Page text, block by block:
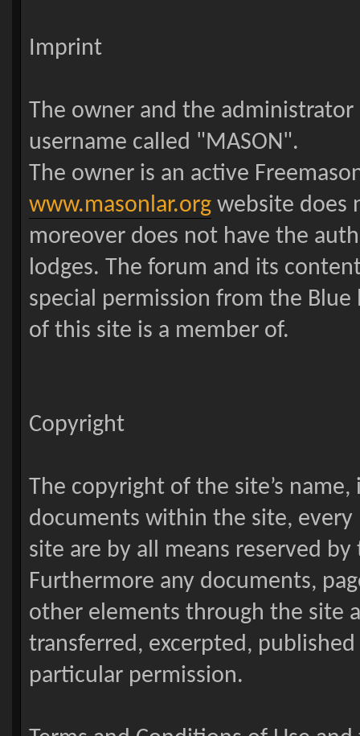
Imprint
The owner and the
username called "MASON".
The owner is an active
www.masonlar.orgwebsite does
moreover does not have the
lodges. The forum and its
special permission from the
of this site is a member of.
Copyright
The copyright of the site’s
documents within the site,
site are by all means reserved
Furthermore any documents,
other elements through the site
transferred, excerpted,
particular permission.